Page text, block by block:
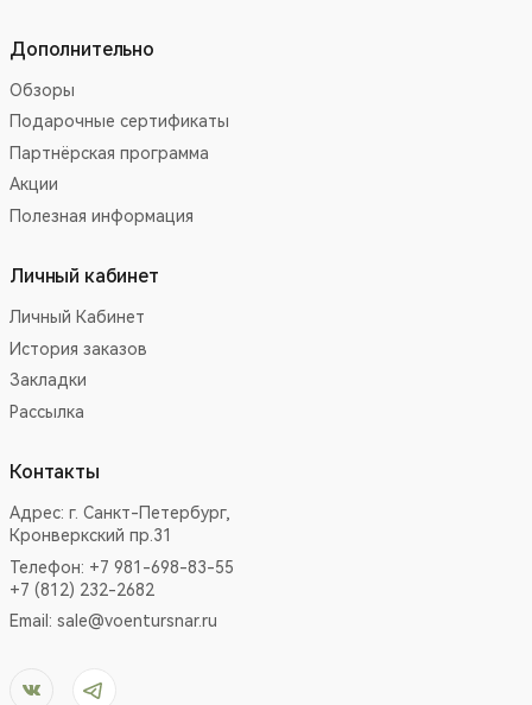
Дополнительно
Обзоры
Подарочные сертификаты
Партнёрская программа
Акции
Полезная информация
Личный кабинет
Личный Кабинет
История заказов
Закладки
Рассылка
Контакты
Адрес: г. Санкт-Петербург,
Кронверкский пр.31
Телефон: +7 981-698-83-55
+7 (812) 232-2682
Email: sale@voentursnar.ru